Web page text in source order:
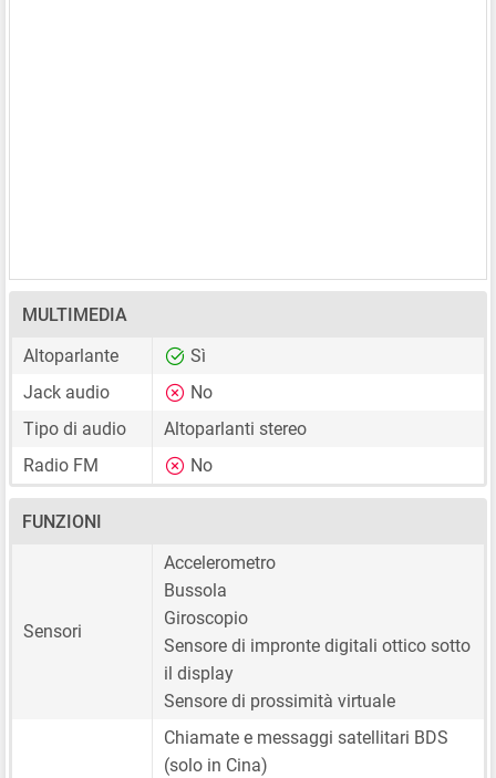
MULTIMEDIA
Altoparlante
Sì
Jack audio
No
Tipo di audio
Altoparlanti stereo
Radio FM
No
FUNZIONI
Sensori
Accelerometro
Bussola
Giroscopio
Sensore di impronte digitali ottico sotto
il display
Sensore di prossimità virtuale
Chiamate e messaggi satellitari BDS
(solo in Cina)